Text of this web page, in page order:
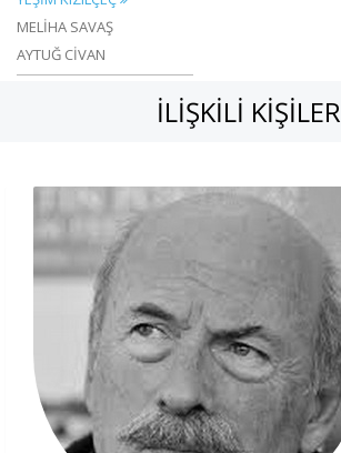
MELİHA SAVAŞ
AYTUĞ CİVAN
İLIŞKILI KIŞILER